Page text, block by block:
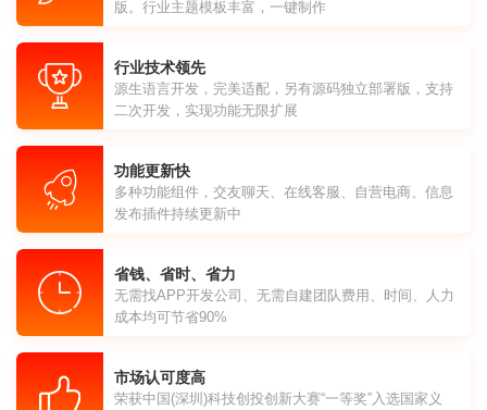
版。行业主题模板丰富，一键制作
行业技术领先
源生语言开发，完美适配，另有源码独立部署版，支持
二次开发，实现功能无限扩展
功能更新快
多种功能组件，交友聊天、在线客服、自营电商、信息
发布插件持续更新中
省钱、省时、省力
无需找APP开发公司、无需自建团队费用、时间、人力
成本均可节省90%
市场认可度高
荣获中国(深圳)科技创投创新大赛“一等奖”入选国家义